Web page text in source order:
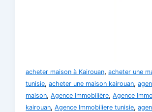
acheter maison à Kairouan,acheter une
tunisie,acheter une maison kairouan,
maison,Agence Immobilière,Agence
kairouan,Agence Immobiliere tunisie,